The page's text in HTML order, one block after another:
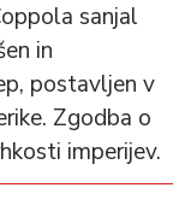
sanjal
in
postavljen v
Zgodba o
imperijev.